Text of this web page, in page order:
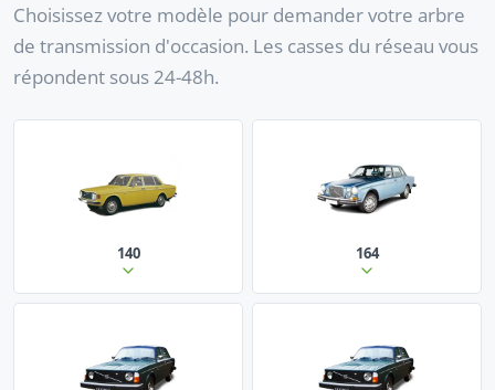
Choisissez votre modèle pour demander votre arbre
de transmission d'occasion. Les casses du réseau vous
répondent sous 24-48h.
140 164